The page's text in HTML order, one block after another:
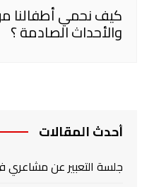
كيف نحمي أطفالنا من
والأحداث الصادمة ؟
أحدث المقالات
جلسة التعبير عن مشاعري